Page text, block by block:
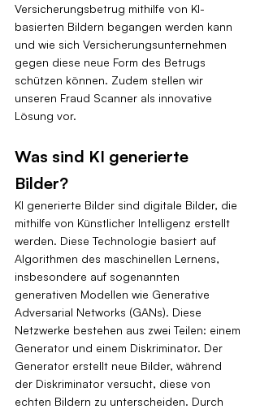
Versicherungsbetrug mithilfe von KI-
basierten Bildern begangen werden kann
und wie sich Versicherungsunternehmen
gegen diese neue Form des Betrugs
schützen können. Zudem stellen wir
unseren Fraud Scanner als innovative
Lösung vor.
Was sind KI generierte
Bilder?
KI generierte Bilder sind digitale Bilder, die
mithilfe von Künstlicher Intelligenz erstellt
werden. Diese Technologie basiert auf
Algorithmen des maschinellen Lernens,
insbesondere auf sogenannten
generativen Modellen wie Generative
Adversarial Networks (GANs). Diese
Netzwerke bestehen aus zwei Teilen: einem
Generator und einem Diskriminator. Der
Generator erstellt neue Bilder, während
der Diskriminator versucht, diese von
echten Bildern zu unterscheiden. Durch